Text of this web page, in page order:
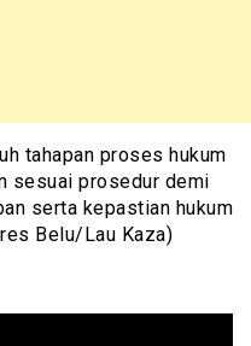
tahapan proses hukum
sesuai prosedur demi
serta kepastian hukum
Belu/Lau Kaza)